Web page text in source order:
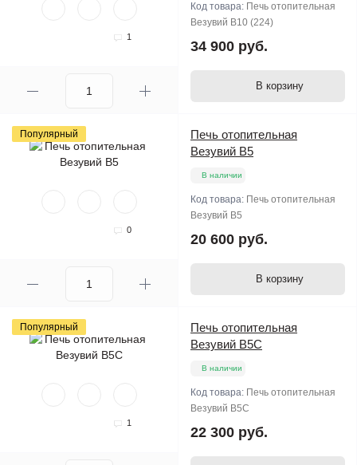
1
Код товара: Печь отопительная
Везувий В10 (224)
34 900 руб.
В корзину
Популярный
0
Печь отопительная
Везувий В5
В наличии
Код товара: Печь отопительная
Везувий В5
20 600 руб.
В корзину
Популярный
1
Печь отопительная
Везувий В5С
В наличии
Код товара: Печь отопительная
Везувий В5С
22 300 руб.